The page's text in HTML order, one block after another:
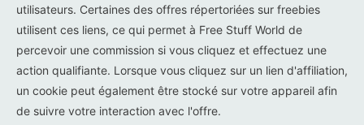
utilisateurs. Certaines des offres répertoriées sur freebies
utilisent ces liens, ce qui permet à Free Stuff World de
percevoir une commission si vous cliquez et effectuez une
action qualifiante. Lorsque vous cliquez sur un lien d'affiliation,
un cookie peut également être stocké sur votre appareil afin
de suivre votre interaction avec l'offre.